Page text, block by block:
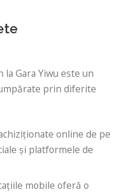
Gara Yiwu este un
prin diferite
online de pe
și platformele de
mobile oferă o